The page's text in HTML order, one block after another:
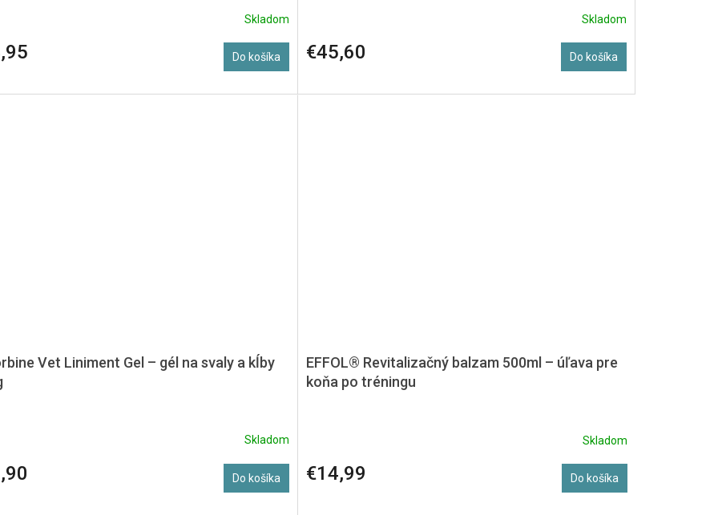
Skladom
Do košíka
Skladom
€45,60 Do košíka
Vet Liniment Gel – gél na svaly a kĺby
Skladom
Do košíka
EFFOL® Revitalizačný balzam 500ml – úľava pre
koňa po tréningu
Skladom
€14,99 Do košíka